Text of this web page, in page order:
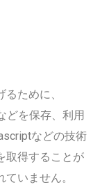
ために、
どを保存、利用
などの技術
取得することが
いません。